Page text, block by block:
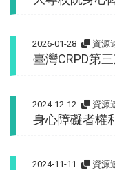
2026-01-28 資源
臺灣CRPD第
2024-12-12 資源
身心障礙者權
2024-11-11 資源